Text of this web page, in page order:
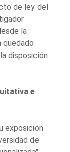
de ley del
la
quedado
disposición
e
exposición
de